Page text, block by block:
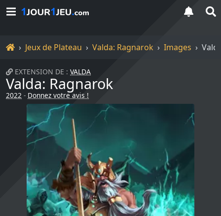
Accueil
Jeux de Plateau Valda: Ragnarok Images
EXTENSION DE : VALDA
Valda: Ragnarok
2022 - Donnez votre avis !